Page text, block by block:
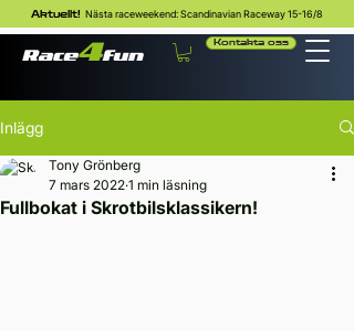
Aktuellt! Nästa raceweekend: Scandinavian Raceway 15-16/8
Kontakta oss
Inlägg
Fullbokat i Skrotbilsklassikern!
Tony Grönberg
7 mars 2022 1 min läsning